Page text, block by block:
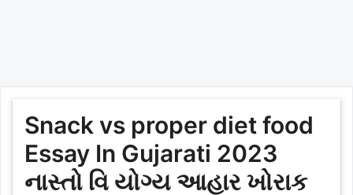
Snack vs proper diet food
Essay In Gujarati 2023
નાસ્તો વિ યોગ્ય આહાર ખોરાક